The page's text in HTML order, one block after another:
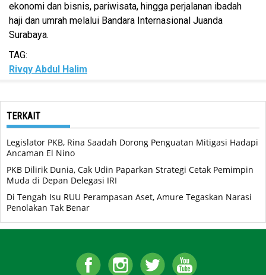
ekonomi dan bisnis, pariwisata, hingga perjalanan ibadah
haji dan umrah melalui Bandara Internasional Juanda
Surabaya.
TAG:
Rivqy Abdul Halim
TERKAIT
Legislator PKB, Rina Saadah Dorong Penguatan Mitigasi Hadapi
Ancaman El Nino
PKB Dilirik Dunia, Cak Udin Paparkan Strategi Cetak Pemimpin
Muda di Depan Delegasi IRI
Di Tengah Isu RUU Perampasan Aset, Amure Tegaskan Narasi
Penolakan Tak Benar